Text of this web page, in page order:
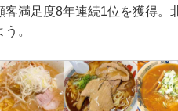
客満足度8年連続1位を獲得。
う。